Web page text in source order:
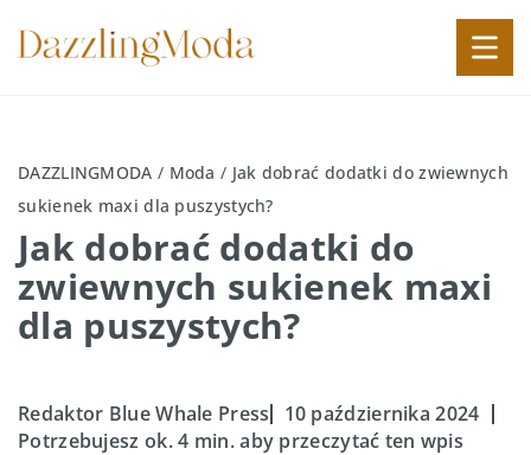
DAZZLINGMODA / Moda / Jak dobrać dodatki do zwiewnych
sukienek maxi dla puszystych?
Jak dobrać dodatki do
zwiewnych sukienek maxi
dla puszystych?
Redaktor Blue Whale Press
10 października 2024
Potrzebujesz ok. 4 min. aby przeczytać ten wpis